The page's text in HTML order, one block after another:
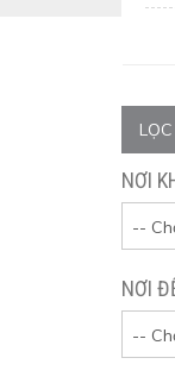
NƠI
--
NƠI
--